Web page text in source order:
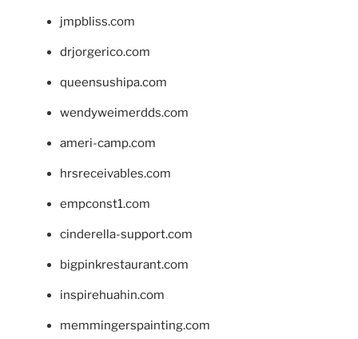
jmpbliss.com
drjorgerico.com
queensushipa.com
wendyweimerdds.com
ameri-camp.com
hrsreceivables.com
empconst1.com
cinderella-support.com
bigpinkrestaurant.com
inspirehuahin.com
memmingerspainting.com